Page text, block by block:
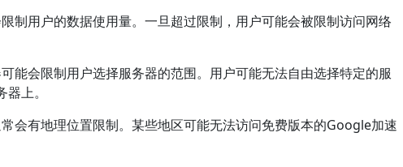
制用户的数据使用量。一旦超过限制，用户可能会被限制访问网络
能会限制用户选择服务器的范围。用户可能无法自由选择特定的服
上。
会有地理位置限制。某些地区可能无法访问免费版本的Google加速